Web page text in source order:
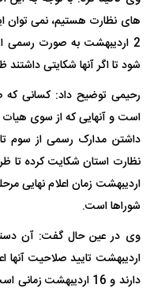
های نظارت هستیم، نمی توان
2 اردیبهشت به صورت رسمی
شود تا اگر آنها شکایتی داشتند ظرف 4 روز هیات نظارت استان
رحیمی توضیح داد: کسانی که
است و آنهایی که از سوی
داشتن مدارک رسمی از سوم
اردیبهشت زمان اعلام نهایی
شوراها است.
وی در عین حال گفت: آن
اردیبهشت تایید صلاحیت آنها
دارند و 16